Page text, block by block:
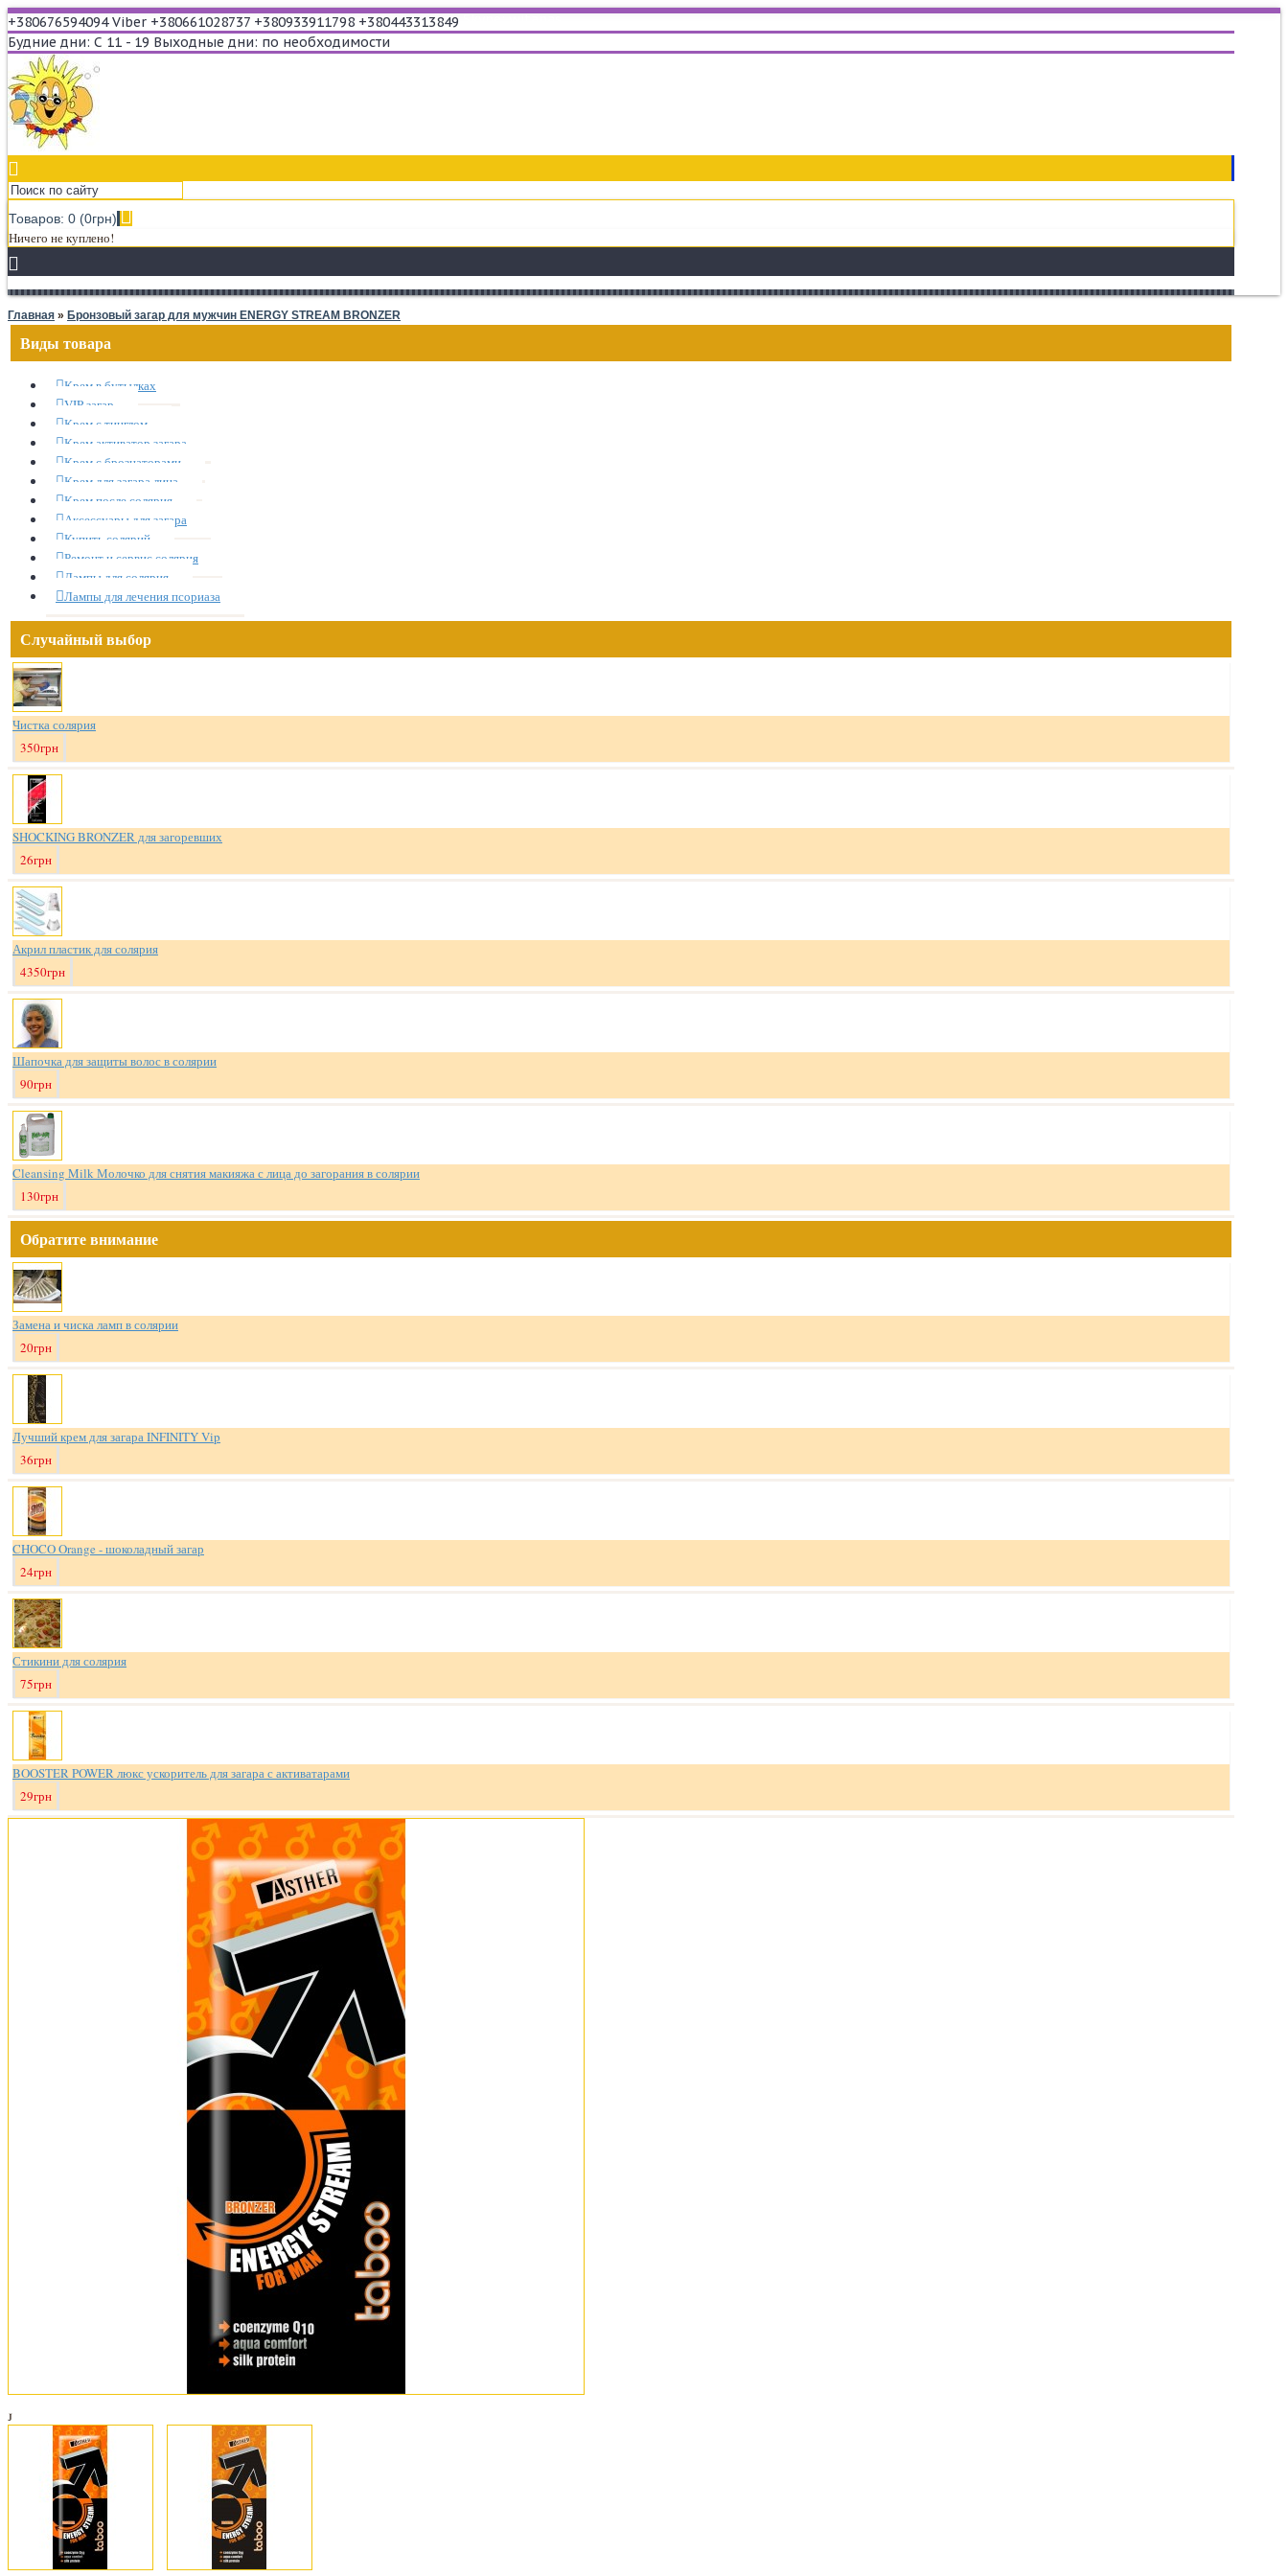
+380676594094 Viber +380661028737 +380933911798 +380443313849 Skype: witanas
Будние дни: С 11 - 19 Выходные дни: по необходимости
Товаров: 0 (0грн)
Ничего не куплено!
Главная » Бронзовый загар для мужчин ENERGY STREAM BRONZER
Виды товара
Крем в бутылках
VIP загар
Крем с тинглом
Крем активатор загара
Крем с брознаторами
Крем для загара лица
Крем после солярия
Аксессуары для загара
Купить солярий
Ремонт и сервис солярия
Лампы для солярия
Лампы для лечения псориаза
Случайный выбор
Чистка солярия
350грн
SHOCKING BRONZER для загоревших
26грн
Акрил пластик для солярия
4350грн
Шапочка для защиты волос в солярии
90грн
Cleansing Milk Молочко для снятия макияжа с лица до загорания в солярии
130грн
Обратите внимание
Замена и чиска ламп в солярии
20грн
Лучший крем для загара INFINITY Vip
36грн
CHOCO Orange - шоколадный загар
24грн
Стикини для солярия
75грн
BOOSTER POWER люкс ускоритель для загара с активатарами
29грн